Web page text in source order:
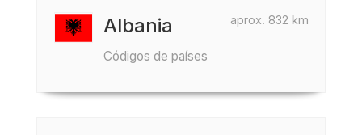
aprox. 832 km
Albania
Códigos de países